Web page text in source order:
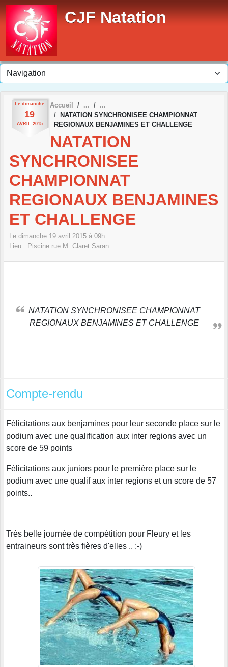
CJF Natation
Le dimanche
19
AVRIL 2015
Accueil
NATATION SYNCHRONISEE CHAMPIONNAT
REGIONAUX BENJAMINES ET CHALLENGE
NATATION
SYNCHRONISEE
CHAMPIONNAT
REGIONAUX BENJAMINES
ET CHALLENGE
Le dimanche 19 avril 2015 à 09h
Lieu : Piscine rue M. Claret Saran
NATATION SYNCHRONISEE CHAMPIONNAT
REGIONAUX BENJAMINES ET CHALLENGE
Compte-rendu
Félicitations aux benjamines pour leur seconde place sur le
podium avec une qualification aux inter regions avec un
score de 59 points
Félicitations aux juniors pour le première place sur le
podium avec une qualif aux inter regions et un score de 57
points..
Très belle journée de compétition pour Fleury et les
entraineurs sont très fières d'elles .. :-)
Panneau de gestion des cookies